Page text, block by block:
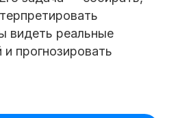
видеть реальные
прогнозировать
500 000 ₽
300 000 ₽